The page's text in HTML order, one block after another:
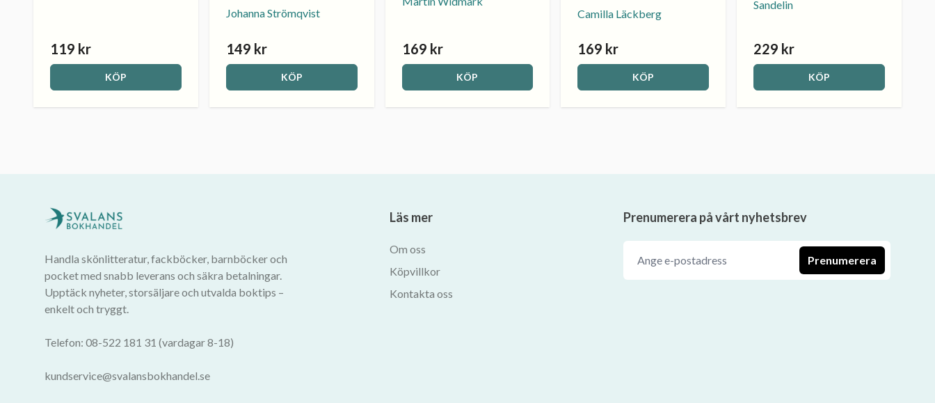
119 kr
KÖP
Johanna Strömqvist
149 kr
KÖP
169 kr
KÖP
Camilla Läckberg
169 kr
KÖP
Sandelin
229 kr
KÖP
Handla skönlitteratur, fackböcker, barnböcker och
pocket med snabb leverans och säkra betalningar.
Upptäck nyheter, storsäljare och utvalda boktips –
enkelt och tryggt.
Telefon: 08-522 181 31 (vardagar 8-18)
kundservice@svalansbokhandel.se
Läs mer
Om oss
Köpvillkor
Kontakta oss
Prenumerera på vårt nyhetsbrev
Prenumerera